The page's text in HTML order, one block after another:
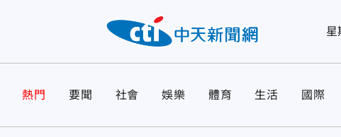
星
熱門 要聞 社會 娛樂 體育 生活 國際